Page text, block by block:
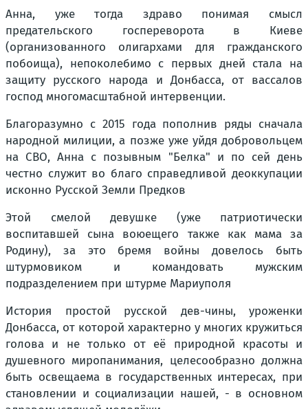
Анна, уже тогда здраво понимая смысл
предательского госпереворота в Киеве
(организованного олигархами для гражданского
побоища), непоколебимо с первых дней стала на
защиту русского народа и Донбасса, от вассалов
господ многомасштабной интервенции.
Благоразумно с 2015 года пополнив ряды сначала
народной милиции, а позже уже уйдя добровольцем
на СВО, Анна с позывным "Белка" и по сей день
честно служит во благо справедливой деоккупации
исконно Русской Земли Предков
Этой смелой девушке (уже патриотически
воспитавшей сына воюещего также как мама за
Родину), за это бремя войны довелось быть
штурмовиком и командовать мужским
подразделением при штурме Мариуполя
История простой русской дев-чины, уроженки
Донбасса, от которой характерно у многих кружиться
голова и не только от её природной красоты и
душевного миропанимания, целесообразно должна
быть освещаема в государственных интересах, при
становлении и социализации нашей, - в основном